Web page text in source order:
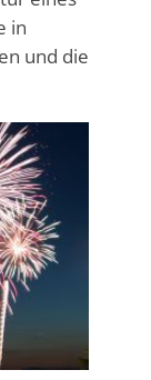
in
und die